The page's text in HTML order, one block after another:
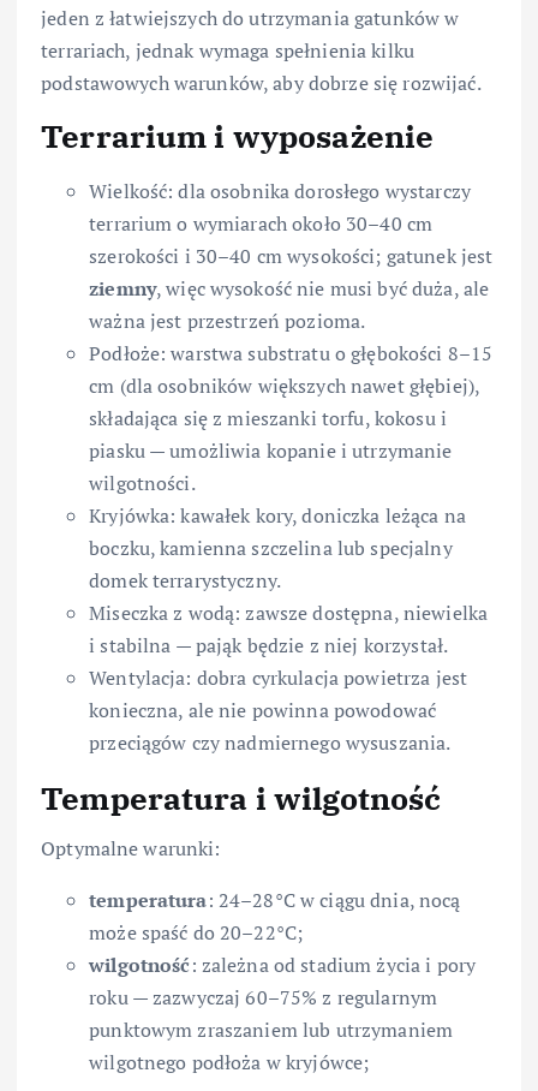
jeden z łatwiejszych do utrzymania gatunków w
terrariach, jednak wymaga spełnienia kilku
podstawowych warunków, aby dobrze się rozwijać.
Terrarium i wyposażenie
Wielkość: dla osobnika dorosłego wystarczy
terrarium o wymiarach około 30–40 cm
szerokości i 30–40 cm wysokości; gatunek jest
ziemny, więc wysokość nie musi być duża, ale
ważna jest przestrzeń pozioma.
Podłoże: warstwa substratu o głębokości 8–15
cm (dla osobników większych nawet głębiej),
składająca się z mieszanki torfu, kokosu i
piasku — umożliwia kopanie i utrzymanie
wilgotności.
Kryjówka: kawałek kory, doniczka leżąca na
boczku, kamienna szczelina lub specjalny
domek terrarystyczny.
Miseczka z wodą: zawsze dostępna, niewielka
i stabilna — pająk będzie z niej korzystał.
Wentylacja: dobra cyrkulacja powietrza jest
konieczna, ale nie powinna powodować
przeciągów czy nadmiernego wysuszania.
Temperatura i wilgotność
Optymalne warunki:
temperatura: 24–28°C w ciągu dnia, nocą
może spaść do 20–22°C;
wilgotność: zależna od stadium życia i pory
roku — zazwyczaj 60–75% z regularnym
punktowym zraszaniem lub utrzymaniem
wilgotnego podłoża w kryjówce;